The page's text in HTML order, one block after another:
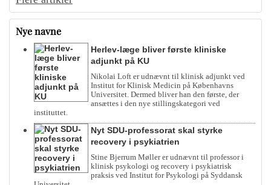
Nye navne
Herlev-læge bliver første kliniske
adjunkt på KU
Nikolai Loft er udnævnt til klinisk adjunkt ved
Institut for Klinisk Medicin på Københavns
Universitet. Dermed bliver han den første, der
ansættes i den nye stillingskategori ved
instituttet.
Nyt SDU-professorat skal styrke
recovery i psykiatrien
Stine Bjerrum Møller er udnævnt til professor i
klinisk psykologi og recovery i psykiatrisk
praksis ved Institut for Psykologi på Syddansk